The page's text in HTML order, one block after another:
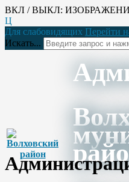
ВКЛ / ВЫКЛ:
Ц
Для слабовидящих Перейти
Искать...